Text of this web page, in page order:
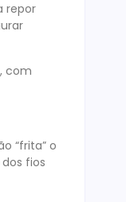
repor
com
“frita” o
fios